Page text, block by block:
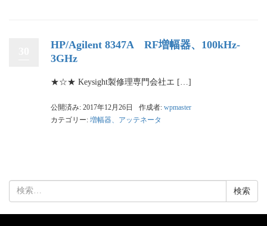
HP/Agilent 8347A RF増幅器、100kHz-
3GHz
★☆★ Keysight製修理専門会社エ […]
公開済み: 2017年12月26日 作成者: wpmaster
カテゴリー: 増幅器、アッテネータ
索: